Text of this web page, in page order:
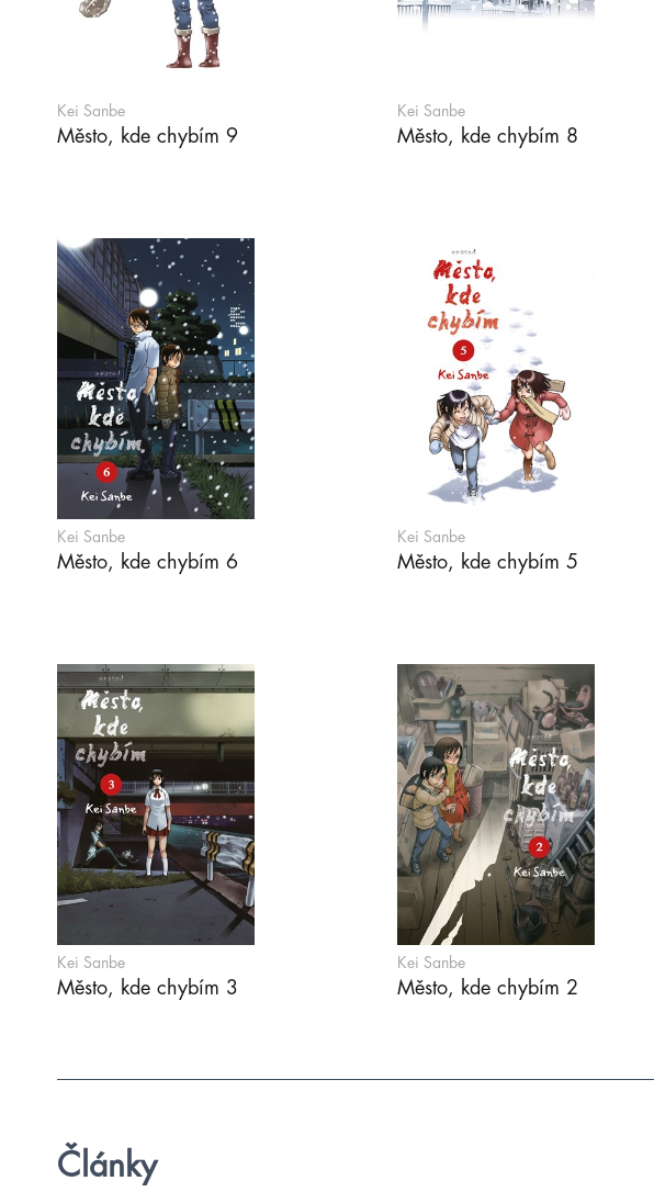
Kei Sanbe
Město, kde chybím 9
Kei Sanbe
Město, kde chybím 8
Kei Sanbe
Město, kde chybím 6
Kei Sanbe
Město, kde chybím 5
Kei Sanbe
Město, kde chybím 3
Kei Sanbe
Město, kde chybím 2
Články